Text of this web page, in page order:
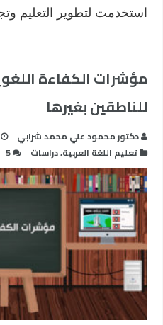
استخدمت لتطوير التعليم
مؤشرات الكفاءة
للناطقين بغيرها
دكتور محمود علي محمد شرابي
تعليم اللغة العربية,دراسات 5